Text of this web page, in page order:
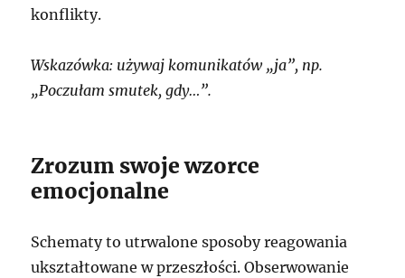
konflikty.
Wskazówka: używaj komunikatów „ja”, np.
„Poczułam smutek, gdy…”.
Zrozum swoje wzorce
emocjonalne
Schematy to utrwalone sposoby reagowania
ukształtowane w przeszłości. Obserwowanie